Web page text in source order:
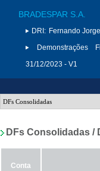
BRADESPAR S.A.
DRI: Fernando
Demonstrações
31/12/2023 - V1